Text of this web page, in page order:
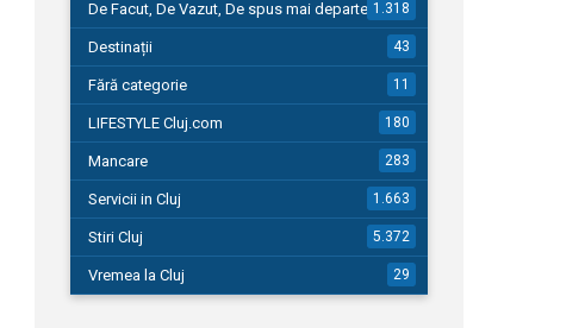
De Facut, De Vazut, De spus mai departe…1.318
Destinații 43
Fără categorie 11
LIFESTYLE Cluj.com 180
Mancare 283
Servicii in Cluj 1.663
Stiri Cluj 5.372
Vremea la Cluj 29